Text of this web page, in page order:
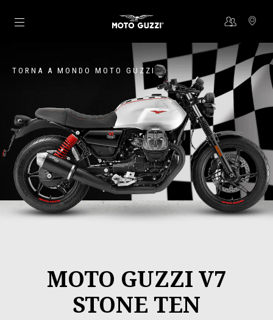
Vai al contenuto principale
TORNA A MONDO MOTO GUZZI
MOTO GUZZI V7
STONE TEN